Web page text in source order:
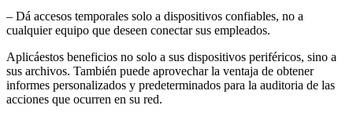
– Dá accesos temporales solo a dispositivos confiables, no a
cualquier equipo que deseen conectar sus empleados.
Aplicáestos beneficios no solo a sus dispositivos periféricos, sino a
sus archivos. También puede aprovechar la ventaja de obtener
informes personalizados y predeterminados para la auditoria de las
acciones que ocurren en su red.